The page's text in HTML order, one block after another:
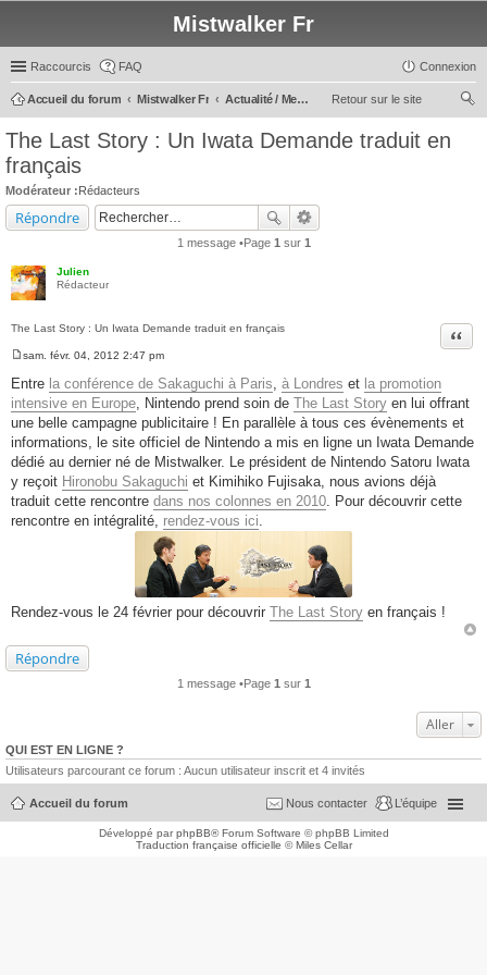
Mistwalker Fr
Raccourcis FAQ Connexion
Retour sur le site
Accueil du forum Mistwalker Fr
Actualité / Message du Staff
The Last Story : Un Iwata Demande traduit en
français
Modérateur :Rédacteurs
Répondre
1 message •Page 1 sur 1
Julien
Rédacteur
The Last Story : Un Iwata Demande traduit en français Citer
s
s
g
e
sam. févr. 04, 2012 2:47 pm
Entre la conférence de Sakaguchi à Paris à Londres et la promotion
intensive en Europe , Nintendo prend soin de The Last Story en lui offrant
une belle campagne publicitaire ! En parallèle à tous ces évènements et
informations, le site officiel de Nintendo a mis en ligne un Iwata Demande
dédié au dernier né de Mistwalker. Le président de Nintendo Satoru Iwata
y reçoit Hironobu Sakaguchi et Kimihiko Fujisaka, nous avions déjà
traduit cette rencontre dans nos colonnes en 2010 . Pour découvrir cette
rencontre en intégralité, rendez-vous ici
Rendez-vous le 24 février pour découvrir The Last Story en français !
Répondre
1 message •Page 1 sur 1
Aller
QUI EST EN LIGNE ?
Utilisateurs parcourant ce forum : Aucun utilisateur inscrit et 4 invités
Accueil du forum L’équipe
Nous contacter
Développé parphpBB® Forum Software © phpBB Limited
Traduction française officielle © Miles Cellar